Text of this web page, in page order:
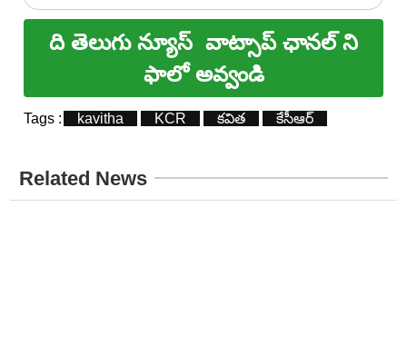
ది తెలుగు న్యూస్ వాట్సాప్ ఛానల్ ని
ఫాలో అవ్వండి
Tags : kavitha KCR క‌విత‌ కేసీఆర్
Related News